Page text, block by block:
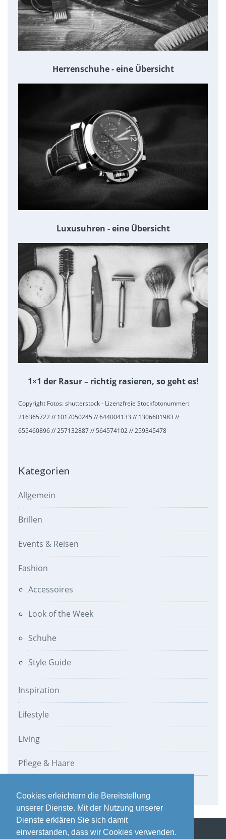
Cookies erleichtern die Bereitstellung
unserer Dienste. Mit der Nutzung unserer
Dienste erklären Sie sich damit
einverstanden, dass wir Cookies verwenden.
Herrenschuhe - eine Übersicht
Luxusuhren - eine Übersicht
1×1 der Rasur – richtig rasieren, so geht es!
Copyright Fotos: shutterstock - Lizenzfreie Stockfotonummer:
216365722 // 1017050245 // 644004133 // 1306601983 //
655460896 // 257132887 // 564574102 // 259345478
Kategorien
Allgemein
Brillen
Events & Reisen
Fashion
Accessoires
Look of the Week
Schuhe
Style Guide
Inspiration
Lifestyle
Living
Pflege & Haare